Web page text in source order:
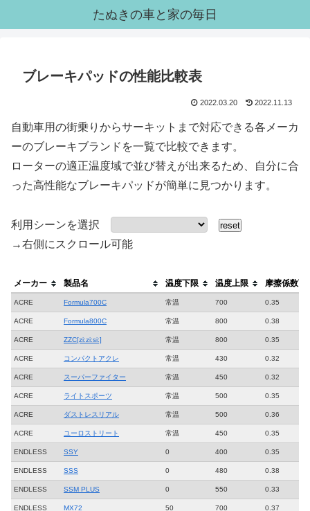
たぬきの車と家の毎日
ブレーキパッドの性能比較表
2022.03.20 2022.11.13
自動車用の街乗りからサーキットまで対応できる各メーカ
ーのブレーキブランドを一覧で比較できます。
ローターの適正温度域で並び替えが出来るため、自分に合
った高性能なブレーキパッドが簡単に見つかります。
利用シーンを選択 reset
→右側にスクロール可能
メーカー 製品名 温度下限 温度上限 摩擦係数下
ACRE Formula700C 常温 700 0.35
ACRE Formula800C 常温 800 0.38
ACRE ZZC[zi:zi:si:] 常温 800 0.35
ACRE コンパクトアクレ 常温 430 0.32
ACRE スーパーファイター 常温 450 0.32
ACRE ライトスポーツ 常温 500 0.35
ACRE ダストレスリアル 常温 500 0.36
ACRE ユーロストリート 常温 450 0.35
ENDLESS SSY 0 400 0.35
ENDLESS SSS 0 480 0.38
ENDLESS SSM PLUS 0 550 0.33
ENDLESS MX72 50 700 0.37